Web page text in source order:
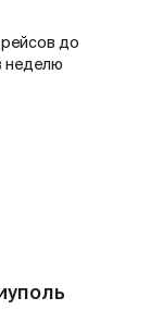
до
неделю